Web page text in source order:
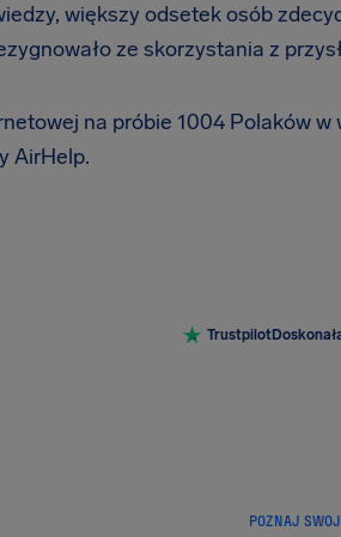
większy odsetek osób
ze skorzystania z
na próbie 1004 Polaków w
AirHelp.
Trustpilot
POZNAJ